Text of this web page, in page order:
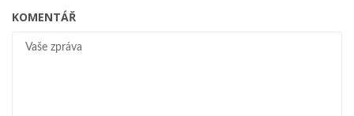
KOMENTÁŘ